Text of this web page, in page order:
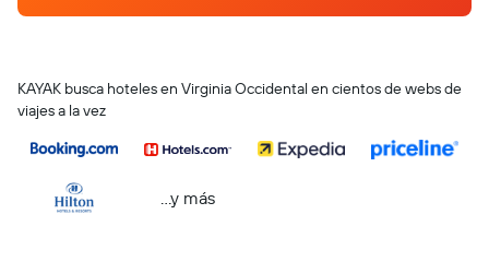
KAYAK busca hoteles en Virginia Occidental en cientos de webs de
viajes a la vez
...y más